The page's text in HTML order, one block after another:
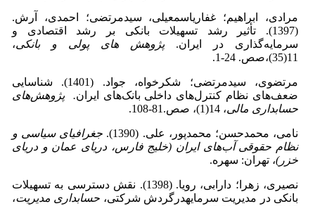
مرادی، ابراهیم؛ غفاری­اسمعیلی، سید­مرتضی؛ احمدی، آرش.
(1397). تأثیر رشد تسهیلات بانکی بر رشد اقتصادی و
سرمایه‌گذاری در ایران.پژوهش های پولی و بانکی،
11(35)،صص. 24-1.
مرتضوی، سید­مرتضی؛ شکرخواه، جواد. (1401). شناسایی
ضعف‌های نظام کنترل‌های داخلی بانک‌های ایران.
پژوهش‌های
حسابداری مالی، 14(1)، صص.81-108.
نامی، محمدحسن؛ محمدپور، علی. (1390).
جغرافیای سیاسی و
نظام حقوقی آب‌های ایران (خلیج فارس، دریای عمان و دریای
خزر)، تهران: سهره.
نصیری، زهرا؛ دارابی، رویا. (1398). نقش دسترسی به تسهیلات
بانکی در مدیریت سرمایه­در­گردش شرکتی، حسابداری مدیریت،